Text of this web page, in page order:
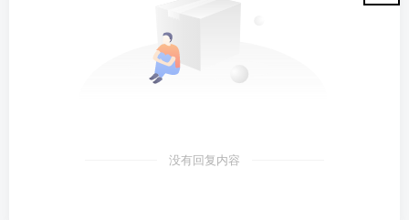
没有回复内容